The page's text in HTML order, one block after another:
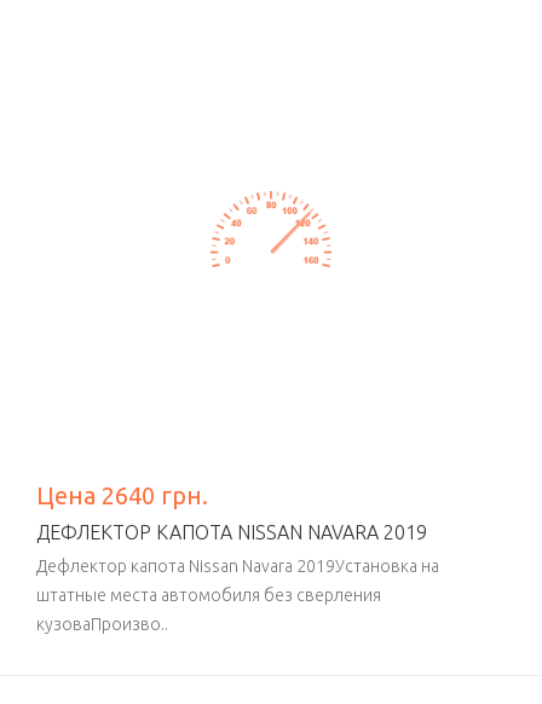
Цена 2640 грн.
ДЕФЛЕКТОР КАПОТА NISSAN NAVARA 2019
Дефлектор капота Nissan Navara 2019Установка на
штатные места автомобиля без сверления
кузоваПроизво..